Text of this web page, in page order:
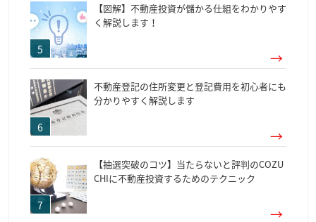
【図解】不動産投資が儲かる仕組をわかりやす
く解説します！
不動産登記の住所変更と登記費用を初心者にも
分かりやすく解説します
【抽選突破のコツ】当たらないと評判のCOZU
CHIに不動産投資するためのテクニック